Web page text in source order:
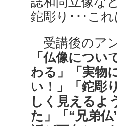
鉈彫り･･･こ
受講後のア
「仏像につい
わる」「実物
い！」「鉈彫
しく見えるよ
た」「“兄弟